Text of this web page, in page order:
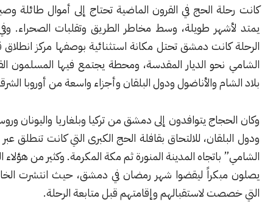
الحج في القرون الماضية تحتاج إلى أموال طائلة وصبرٍ على سفر
طويلة، وسط مخاطر الطريق وتقلبات الصحراء. وفي قلب تلك
دمشقتحتل مكانة استثنائية بوصفها مركز انطلاق قوافل الحج
الديار المقدسة، ومحطة يجتمع فيها المسلمون القادمون من
والأناضول ودول البلقان وأجزاء واسعة من أوروبا الشرقية.
يتوافدون إلى دمشق منتركياوبلغارياواليونانوروسياوأوكرانيا
للالتحاق بقافلة الحج الكبرى التي كانت تنطلق عبر “درب الحج
باتجاهالمدينة المنورةثممكة المكرمة. وكثير من هؤلاء الحجاج كانوا
ليقضوا شهر رمضان في دمشق، حيث انتشرت الخانات والزوايا
لاستقبالهم وإقامتهم قبل متابعة الرحلة.